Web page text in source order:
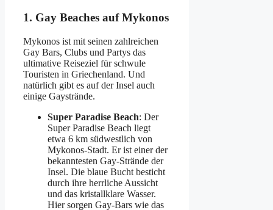
1. Gay Beaches auf Mykonos
Mykonos ist mit seinen zahlreichen
Gay Bars, Clubs und Partys das
ultimative Reiseziel für schwule
Touristen in Griechenland. Und
natürlich gibt es auf der Insel auch
einige Gaystrände.
Super Paradise Beach: Der
Super Paradise Beach liegt
etwa 6 km südwestlich von
Mykonos-Stadt. Er ist einer der
bekanntesten Gay-Strände der
Insel. Die blaue Bucht besticht
durch ihre herrliche Aussicht
und das kristallklare Wasser.
Hier sorgen Gay-Bars wie das